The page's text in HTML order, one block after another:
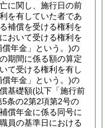
に関し、施行日の前
を有していた者であ
補償を受ける権利を
おいて受ける権利を
年金」という。)の
期間に係る額の算定
て受ける権利を有し
年金」という。)の
基礎額(以下「施行前
5条の2第2項第2号の
償年金に係る同号に
員の基準日における